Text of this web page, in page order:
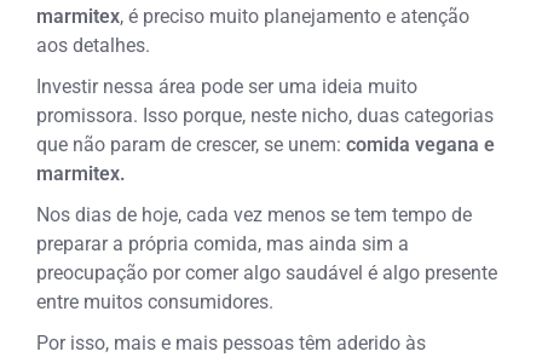
marmitex, é preciso muito planejamento e atenção
aos detalhes.
Investir nessa área pode ser uma ideia muito
promissora. Isso porque, neste nicho, duas categorias
que não param de crescer, se unem:comida vegana e
marmitex.
Nos dias de hoje, cada vez menos se tem tempo de
preparar a própria comida, mas ainda sim a
preocupação por comer algo saudável é algo presente
entre muitos consumidores.
Por isso, mais e mais pessoas têm aderido às